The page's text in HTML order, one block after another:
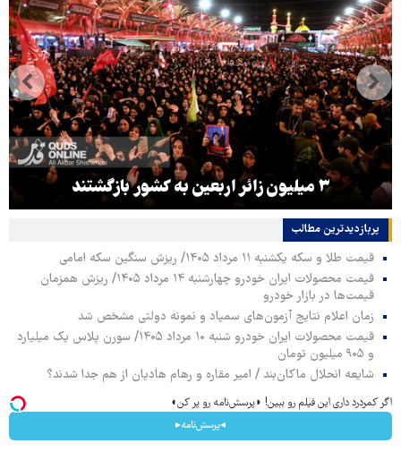
۳ میلیون زائر اربعین به کشور بازگشتند
پربازدیدترین‌ مطالب
قیمت طلا و سکه یکشنبه ۱۱ مرداد ۱۴۰۵/ ریزش سنگین سکه امامی
قیمت محصولات ایران خودرو چهارشنبه ۱۴ مرداد ۱۴۰۵/ ریزش همزمان
قیمت‌ها در بازار خودرو
زمان اعلام نتایج آزمون‌های سمپاد و نمونه دولتی مشخص شد
قیمت محصولات ایران خودرو شنبه ۱۰ مرداد ۱۴۰۵/ سورن پلاس یک میلیارد
و ۹۰۵ میلیون تومان
شایعه انحلال ماکان‌بند / امیر مقاره و رهام هادیان از هم جدا شدند؟
اگر کمردرد داری این فیلم رو ببین! ◗پرسش‌نامه رو پر کن◖
◂پرسش‌نامه▸